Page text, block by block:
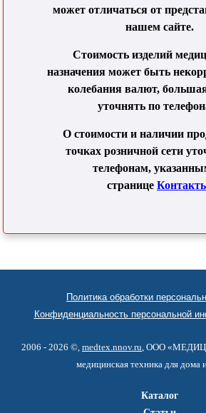
может отличаться от
нашем сайте.
Стоимость изделий
назначения может быть
колебания валют,
уточнять по
О стоимости и наличии
точках розничной сети
телефонам,
странице
Политика обработки
Конфиденциальность персональной
2006 - 2026 ©, medtex.nnov.ru , ООО
медицинская техника для дома
Каталог